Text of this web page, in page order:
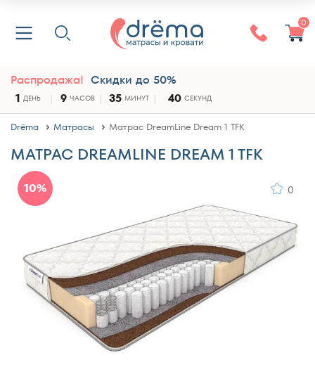
0
Распродажа! Скидки до 50%
1 ДЕНЬ 9 ЧАСОВ 35 МИНУТ 39 СЕКУНД
Drёma Матрасы Матрас DreamLine Dream 1 TFK
МАТРАС DREAMLINE DREAM 1 TFK
10% 0